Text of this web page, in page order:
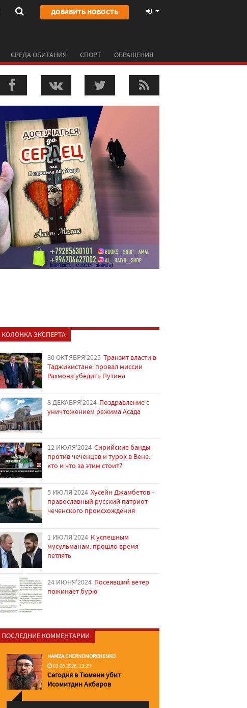
ДОБАВИТЬ НОВОСТЬ
СРЕДА ОБИТАНИЯ СПОРТ ОБРАЩЕНИЯ
КОЛОНКА ЭКСПЕРТА
30 ОКТЯБРЯ'2025 Транзит власти в
Таджикистане: провал миссии
Рахмона убедить Путина
8 ДЕКАБРЯ'2024 Поздравление с
уничтожением режима Асада
12 ИЮЛЯ'2024 Сирийские банды
против чеченцев и турок в Вене:
кто и что за этим стоит?
5 ИЮЛЯ'2024 Хусейн Джамбетов -
православный русский патриот
чеченского происхождения
1 ИЮЛЯ'2024 К успешным
мусульманам: прошло время
петлять
24 ИЮНЯ'2024 Посеявший ветер
пожинает бурю
ПОСЛЕДНИЕ КОММЕНТАРИИ
HAMZA CHERNOMORCHENKO
03.06.2026, 23:29
Сегодня в Тюмени убит
Исомитдин Акбаров